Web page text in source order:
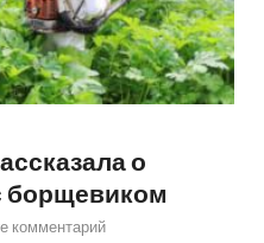
о
борщевиком
комментарий